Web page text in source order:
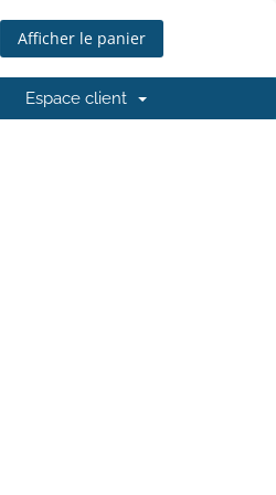
Afficher le panier
Espace client